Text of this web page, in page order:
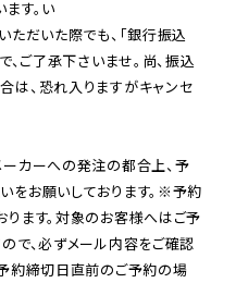
す。い
ただいた際でも、「銀行振込
ご了承下さいませ。尚、振込
は、恐れ入りますがキャンセ
カーへの発注の都合上、予
をお願いしております。※予約
ます。対象のお客様へはご予
で、必ずメール内容をご確認
約締切日直前のご予約の場